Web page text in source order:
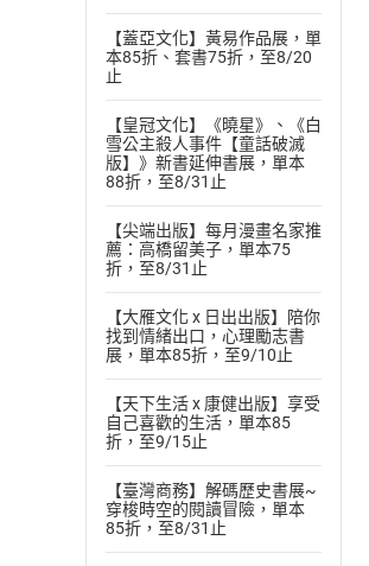
【蓋亞文化】黃易作品展，單
本85折、套書75折，至8/20
止
【皇冠文化】《曉星》、《白
雪公主殺人事件【童話破滅
版】》新書延伸書展，單本
88折，至8/31止
【尖端出版】每月漫畫名家推
薦：高橋留美子，單本75
折，至8/31止
【大雁文化 x 日出出版】陪你
找到情緒出口，心理勵志書
展，單本85折，至9/10止
【天下生活 x 康健出版】享受
自己喜歡的生活，單本85
折，至9/15止
【臺灣商務】解碼歷史書展~
穿梭時空的閱讀冒險，單本
85折，至8/31止